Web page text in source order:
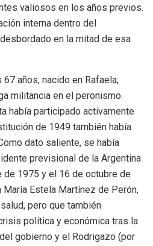
valiosos en los años previos.
interna dentro del
en la mitad de esa
años, nacido en Rafaela,
militancia en el peronismo.
había participado activamente
de 1949 también había
dato saliente, se había
previsional de la Argentina
1975 y el 16 de octubre de
Estela Martínez de Perón,
pero que también
política y económica tras la
gobierno y el Rodrigazo (por